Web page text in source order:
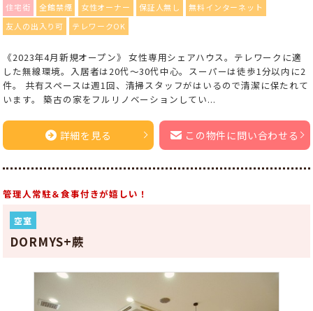
住宅街
全館禁煙 女性オーナー 保証人無し
無料インターネット
友人の出入り可
テレワークOK
《2023年4月新規オープン》 女性専用シェアハウス。テレワークに適
した無線環境。入居者は20代～30代中心。スーパーは徒歩1分以内に2
件。 共有スペースは週1回、清掃スタッフがはいるので清潔に保たれて
います。 築古の家をフルリノベーションしてい...
詳細を見る この物件に問い合わせる
管理人常駐＆食事付きが嬉しい！
空室
DORMYS+蕨